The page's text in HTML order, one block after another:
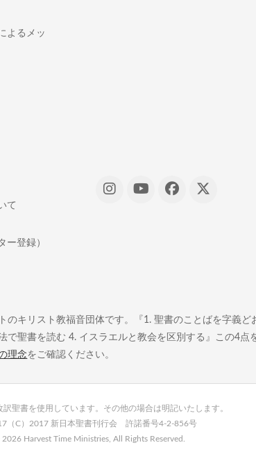
よるメッ
て
ー登録）
のキリスト教福音団体です。『1. 聖書のことばを字義
で聖書を読む 4. イスラエルと教会を区別する』この4点
理念をご確認ください。
聖書を使用しています。その他の場合は明記いたします。
（C）2017 新日本聖書刊行会 許諾番号4-2-856号
2026 Harvest Time Ministries, All Rights Reserved.